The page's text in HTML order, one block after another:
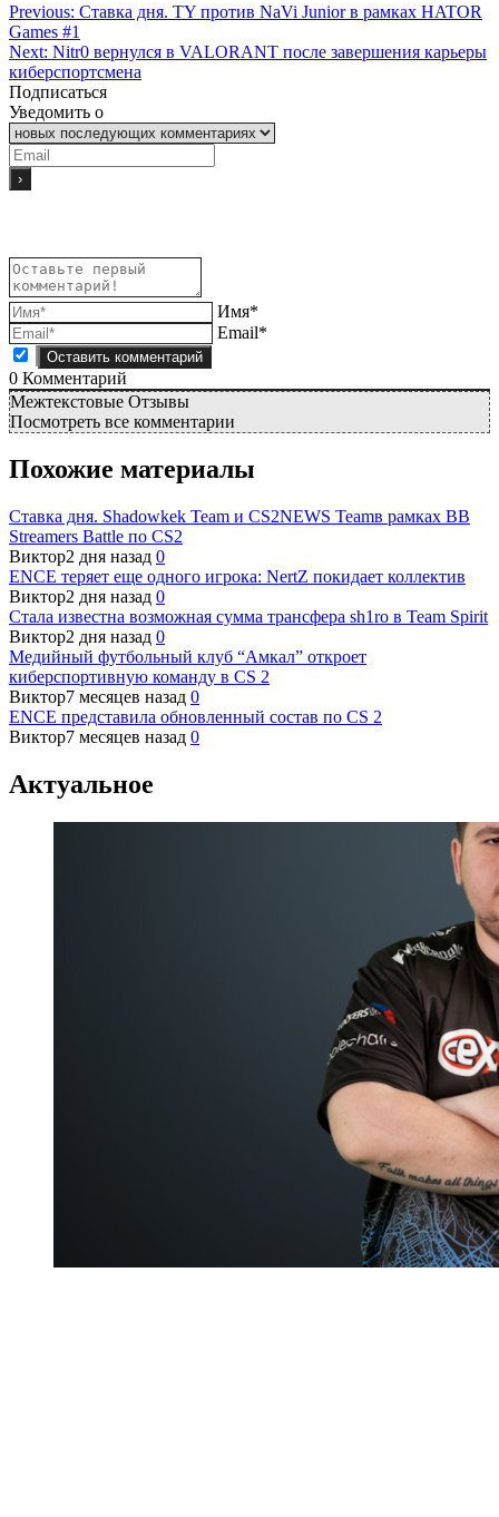
Previous: Ставка дня. TY против NaVi Junior в рамках HATOR
Games #1
Next: Nitr0 вернулся в VALORANT после завершения карьеры
киберспортсмена
Подписаться
Уведомить о
Имя*
Email*
0 Комментарий
Межтекстовые Отзывы
Посмотреть все комментарии
Похожие материалы
Ставка дня. Shadowkek Team и CS2NEWS Teamв рамках BB
Streamers Battle по CS2
Виктор2 дня назад 0
ENCE теряет еще одного игрока: NertZ покидает коллектив
Виктор2 дня назад 0
Стала известна возможная сумма трансфера sh1ro в Team Spirit
Виктор2 дня назад 0
Медийный футбольный клуб “Амкал” откроет
киберспортивную команду в CS 2
Виктор7 месяцев назад 0
ENCE представила обновленный состав по CS 2
Виктор7 месяцев назад 0
Актуальное